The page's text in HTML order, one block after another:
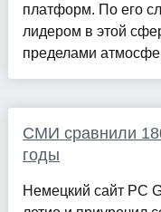
платформ. По его
лидером в этой
пределами
СМИ сравнили
годы
Немецкий сайт PC